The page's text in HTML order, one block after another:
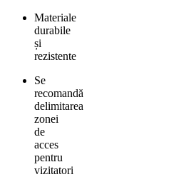
Materiale
durabile
și
rezistente
Se
recomandă
delimitarea
zonei
de
acces
pentru
vizitatori